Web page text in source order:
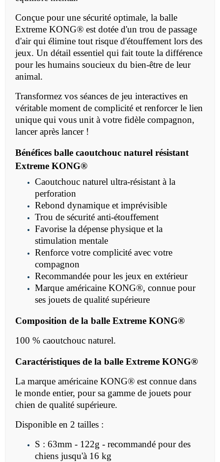
Conçue pour une sécurité optimale, la balle
Extreme KONG® est dotée d'un trou de passage
d'air qui élimine tout risque d'étouffement lors des
jeux. Un détail essentiel qui fait toute la différence
pour les humains soucieux du bien-être de leur
animal.
Transformez vos séances de jeu interactives en
véritable moment de complicité et renforcer le lien
unique qui vous unit à votre fidèle compagnon,
lancer après lancer !
Bénéfices balle caoutchouc naturel résistant
Extreme KONG®
Caoutchouc naturel ultra-résistant à la
perforation
Rebond dynamique et imprévisible
Trou de sécurité anti-étouffement
Favorise la dépense physique et la
stimulation mentale
Renforce votre complicité avec votre
compagnon
Recommandée pour les jeux en extérieur
Marque américaine KONG®, connue pour
ses jouets de qualité supérieure
Composition de la balle Extreme KONG®
100 % caoutchouc naturel.
Caractéristiques de la balle Extreme KONG®
La marque américaine KONG® est connue dans
le monde entier, pour sa gamme de jouets pour
chien de qualité supérieure.
Disponible en 2 tailles :
S : 63mm - 122g - recommandé pour des
chiens jusqu'à 16 kg